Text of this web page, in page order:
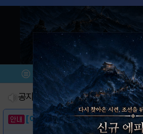
메뉴 이벤트/미션
공지사항
[이벤트] 웃음으로 매일매일 해피! 유머